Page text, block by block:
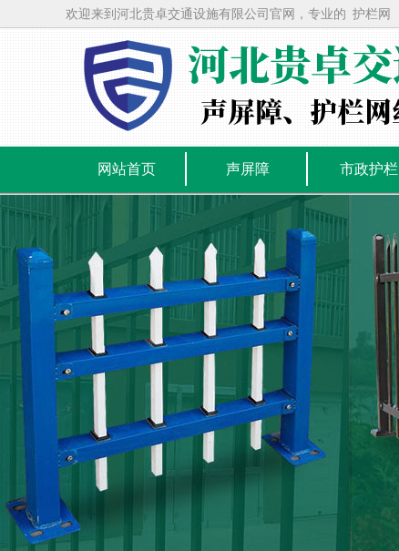
欢迎来到河北贵卓交通设施有限公司官网，专业的 护栏网
网站首页 声屏障 市政护栏